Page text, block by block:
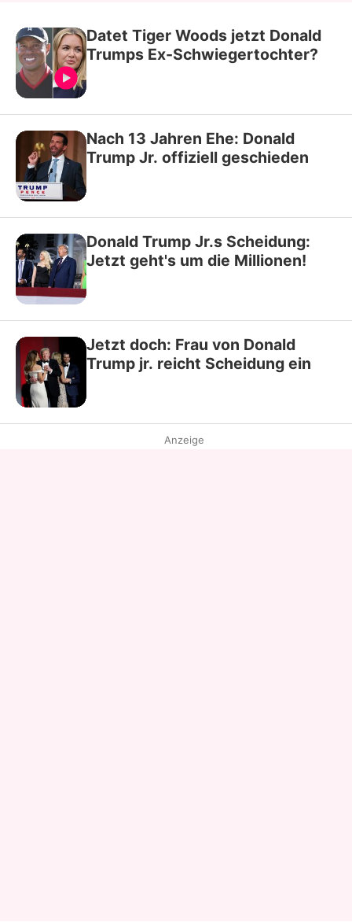
Datet Tiger Woods jetzt Donald
Trumps Ex-Schwiegertochter?
Nach 13 Jahren Ehe: Donald
Trump Jr. offiziell geschieden
Donald Trump Jr.s Scheidung:
Jetzt geht's um die Millionen!
Jetzt doch: Frau von Donald
Trump jr. reicht Scheidung ein
Anzeige